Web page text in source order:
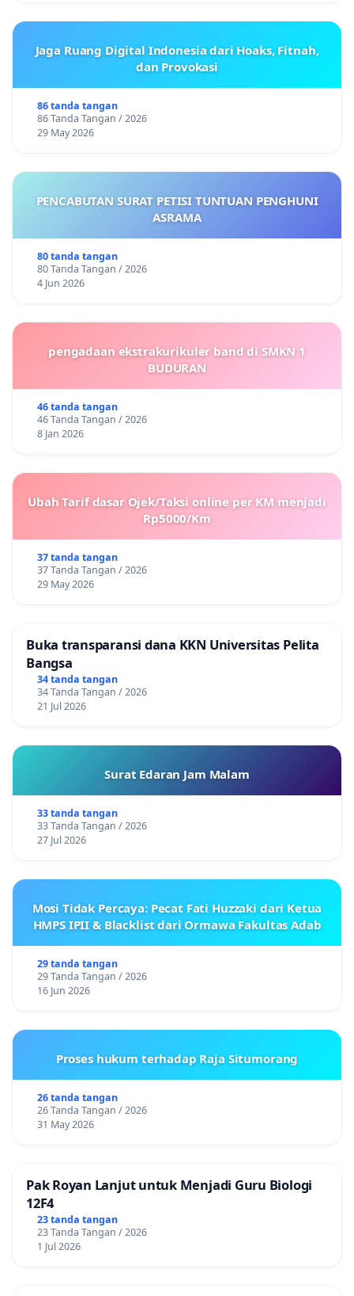
Jaga Ruang Digital Indonesia dari Hoaks, Fitnah,
dan Provokasi
86 tanda tangan
86 Tanda Tangan / 2026
29 May 2026
PENCABUTAN SURAT PETISI TUNTUAN PENGHUNI
ASRAMA
80 tanda tangan
80 Tanda Tangan / 2026
4 Jun 2026
pengadaan ekstrakurikuler band di SMKN 1
BUDURAN
46 tanda tangan
46 Tanda Tangan / 2026
8 Jan 2026
Ubah Tarif dasar Ojek/Taksi online per KM menjadi
Rp5000/Km
37 tanda tangan
37 Tanda Tangan / 2026
29 May 2026
Buka transparansi dana KKN Universitas Pelita
Bangsa
34 tanda tangan
34 Tanda Tangan / 2026
21 Jul 2026
Surat Edaran Jam Malam
33 tanda tangan
33 Tanda Tangan / 2026
27 Jul 2026
Mosi Tidak Percaya: Pecat Fati Huzzaki dari Ketua
HMPS IPII & Blacklist dari Ormawa Fakultas Adab
29 tanda tangan
29 Tanda Tangan / 2026
16 Jun 2026
Proses hukum terhadap Raja Situmorang
26 tanda tangan
26 Tanda Tangan / 2026
31 May 2026
Pak Royan Lanjut untuk Menjadi Guru Biologi
12F4
23 tanda tangan
23 Tanda Tangan / 2026
1 Jul 2026